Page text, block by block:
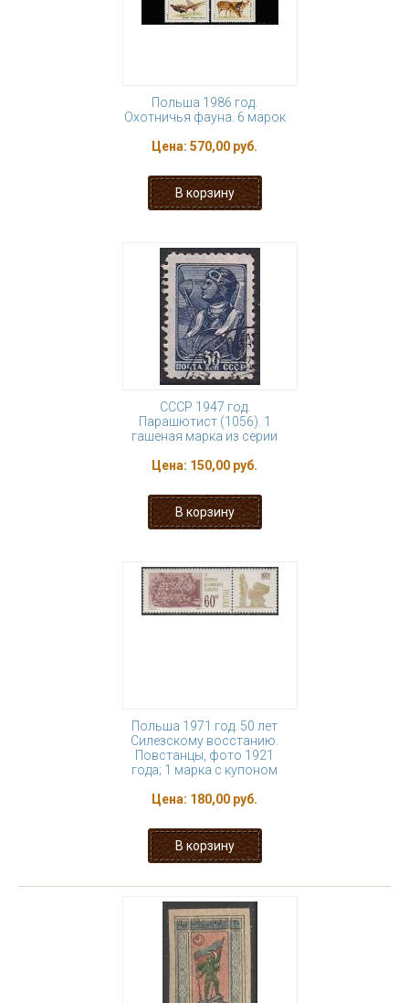
Польша 1986 год.
Охотничья фауна. 6 марок
Цена: 570,00 руб.
СССР 1947 год.
Парашютист (1056). 1
гашеная марка из серии
Цена: 150,00 руб.
Польша 1971 год. 50 лет
Силезскому восстанию.
Повстанцы, фото 1921
года; 1 марка с купоном
Цена: 180,00 руб.